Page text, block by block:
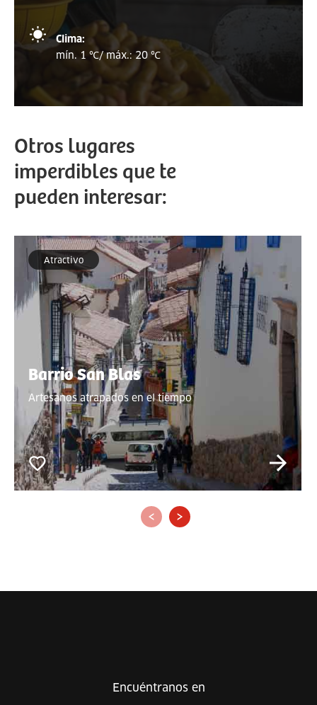
Clima:
mín. 1 ℃/ máx.: 20 ℃
Otros lugares
imperdibles que te
pueden interesar:
Atractivo
Barrio San Blas
Artesanos atrapados en el tiempo
‹ ›
Encuéntranos en